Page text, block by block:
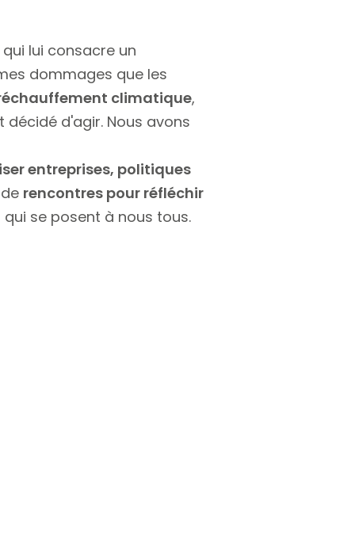
qui lui consacre un
dommages que les
climatique,
d'agir. Nous avons
entreprises, politiques
rencontres pour réfléchir
se posent à nous tous.